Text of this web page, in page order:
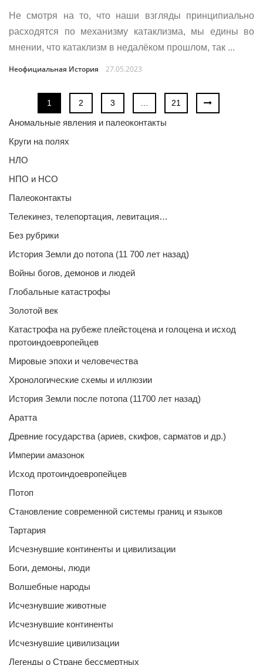
Не смотря на то, что наши взгляды принципиально
расходятся по механизму катаклизма, мы едины во
мнении, что катаклизм в недалёком прошлом, так ...
Неофициальная История 27.05.2023
1 2 3 21
Аномальные явления и палеоконтакты
Круги на полях
НЛО
НПО и НСО
Палеоконтакты
Телекинез, телепортация, левитация…
Без рубрики
История Земли до потопа (11 700 лет назад)
Войны богов, демонов и людей
Глобальные катастрофы
Золотой век
Катастрофа на рубеже плейстоцена и голоцена и исход
протоиндоевропейцев
Мировые эпохи и человечества
Хронологические схемы и иллюзии
История Земли после потопа (11700 лет назад)
Аратта
Древние государства (ариев, скифов, сарматов и др.)
Империи амазонок
Исход протоиндоевропейцев
Потоп
Становление современной системы границ и языков
Тартария
Исчезнувшие континенты и цивилизации
Боги, демоны, люди
Волшебные народы
Исчезнувшие животные
Исчезнувшие континенты
Исчезнувшие цивилизации
Легенды о Стране бессмертных